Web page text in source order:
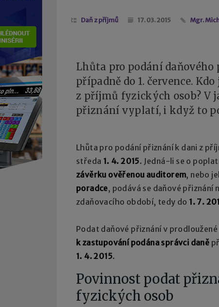
Daň z příjmů 17. 03. 2015 Mgr.
Lhůta pro podání daňového
případně do 1. července.
z příjmů fyzických osob? V
přiznání vyplatí, i když to
Lhůta pro podání přiznání k dani z
středa 1. 4. 2015. Jedná-li se o
závěrku ověřenou auditorem, nebo
poradce, podává se daňové přiznání
zdaňovacího období, tedy do 1. 7.
Podat daňové přiznání v
k zastupování podána správci daně
1. 4. 2015.
Povinnost podat
fyzických osob